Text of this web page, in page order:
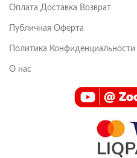
Оплата Доставка Возврат
Публичная Оферта
Политика Конфиденциальности
О нас